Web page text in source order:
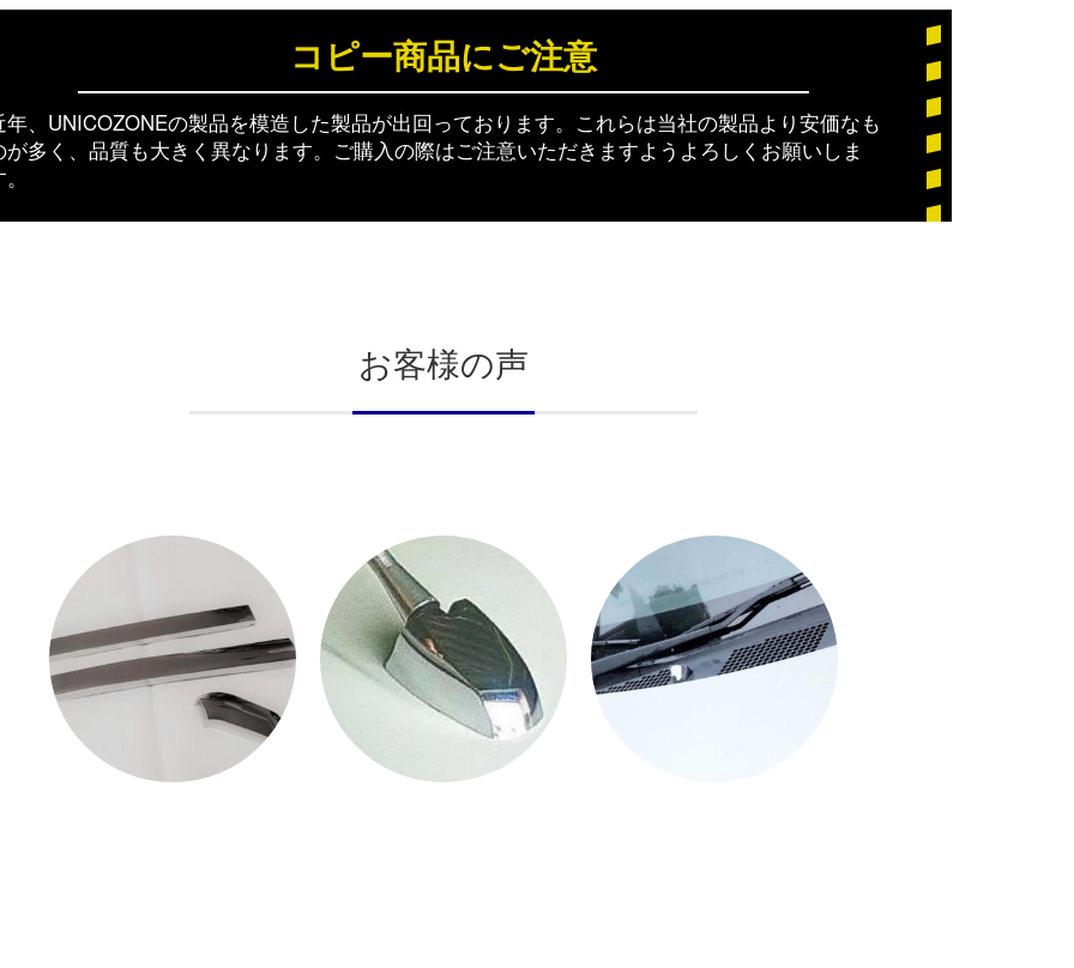
コピー商品にご注意
年、UNICOZONEの製品を模造した製品が出回っております。これらは当社の製品より安価なも
が多く、品質も大きく異なります。ご購入の際はご注意いただきますようよろしくお願いしま
お客様の声